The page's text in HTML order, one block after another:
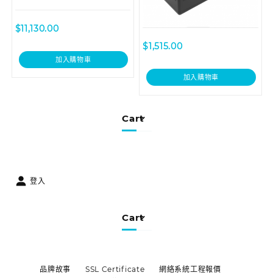
Cart
$11,130.00
加入購物車
$1,515.00
加入購物車
登入
Cart
品牌故事 SSL Certificate
網絡系統工程報價